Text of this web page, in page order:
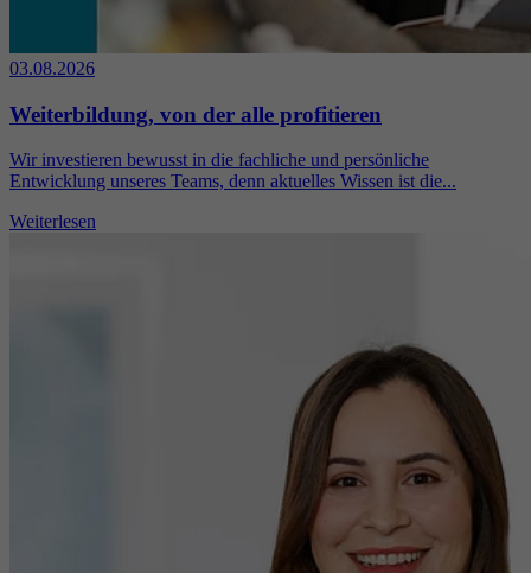
03.08.2026
Weiterbildung, von der alle profitieren
Wir investieren bewusst in die fachliche und persönliche
Entwicklung unseres Teams, denn aktuelles Wissen ist die...
Weiterlesen